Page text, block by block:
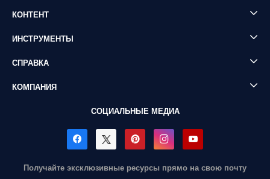
КОНТЕНТ
ИНСТРУМЕНТЫ
СПРАВКА
КОМПАНИЯ
СОЦИАЛЬНЫЕ МЕДИА
Получайте эксклюзивные ресурсы прямо на свою почту